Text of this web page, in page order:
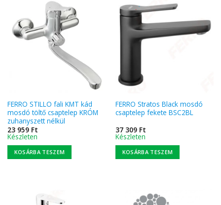
FERRO STILLO fali KMT kád
mosdó töltő csaptelep KRÓM
zuhanyszett nélkül
23 959 Ft
Készleten
KOSÁRBA TESZEM
FERRO Stratos Black mosdó
csaptelep fekete BSC2BL
37 309 Ft
Készleten
KOSÁRBA TESZEM